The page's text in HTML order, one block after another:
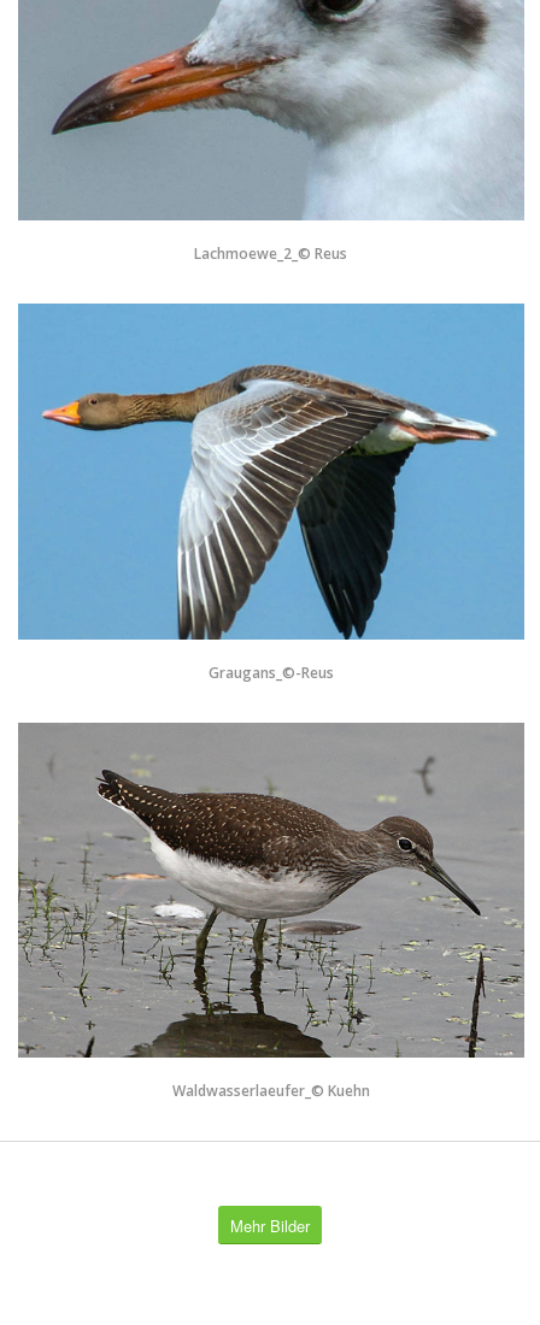
Lachmoewe_2_© Reus
Graugans_©-Reus
Waldwasserlaeufer_© Kuehn
Mehr Bilder